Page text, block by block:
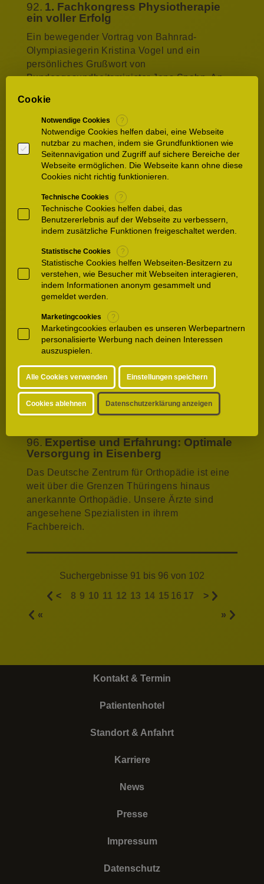
92. 1. Fachkongress Physiotherapie
ein voller Erfolg
Ein bewegender Vortrag von Bahnrad-
Olympiasiegerin Kristina Vogel und ein
persönliches Grußwort von
Bundesgesundheitsminister Jens Spahn. An
Fachkongress…
93.Roboter ROGER macht Patienten
schneller mobil
Aufsehenerregende Studie an den
Waldkliniken Eisenberg. In einem dreijährigen
Forschungsprojekt zeigen erste Ergebnisse,
dass Patientinnen und Patienten durch
Gangtraining mit einem Roboter nach…
94.WKE Patientenportal: Digitale
Innovation in Thüringen
Landes-Gesundheitsministerin Heike Werner
und Bundesminister Jens Spahn zu Gast bei
Health Cloud in Eisenberg
95.Bestes Krankenhaus Deutschlands
Renommiertes F.A.Z.-Institut zeichnet die
Waldkliniken als Klassenbesten in der
Kategorie der Häuser zwischen 150 und 300
Betten aus.
96. Expertise und Erfahrung: Optimale
Versorgung in Eisenberg
Das Deutsche Zentrum für Orthopädie ist eine
weit über die Grenzen Thüringens hinaus
anerkannte Orthopädie. Unsere Ärzte sind
angesehene Spezialisten in ihrem
Fachbereich.
Suchergebnisse 91 bis 96 von 102
«
< 8 9 10 11 12 13 14 15 16 17
>
»
Kontakt & Termin
Patientenhotel
Standort & Anfahrt
Karriere
News
Presse
Impressum
Datenschutz
Cookie
Notwendige Cookies ?
Notwendige Cookies helfen dabei, eine Webseite
nutzbar zu machen, indem sie Grundfunktionen wie
Seitennavigation und Zugriff auf sichere Bereiche der
Webseite ermöglichen. Die Webseite kann ohne diese
Cookies nicht richtig funktionieren.
Technische Cookies ?
Technische Cookies helfen dabei, das
Benutzererlebnis auf der Webseite zu verbessern,
indem zusätzliche Funktionen freigeschaltet werden.
Statistische Cookies ?
Statistische Cookies helfen Webseiten-Besitzern zu
verstehen, wie Besucher mit Webseiten interagieren,
indem Informationen anonym gesammelt und
gemeldet werden.
Marketingcookies ?
Marketingcookies erlauben es unseren Werbepartnern
personalisierte Werbung nach deinen Interessen
auszuspielen.
Alle Cookies verwenden Einstellungen speichern
Cookies ablehnen Datenschutzerklärung anzeigen